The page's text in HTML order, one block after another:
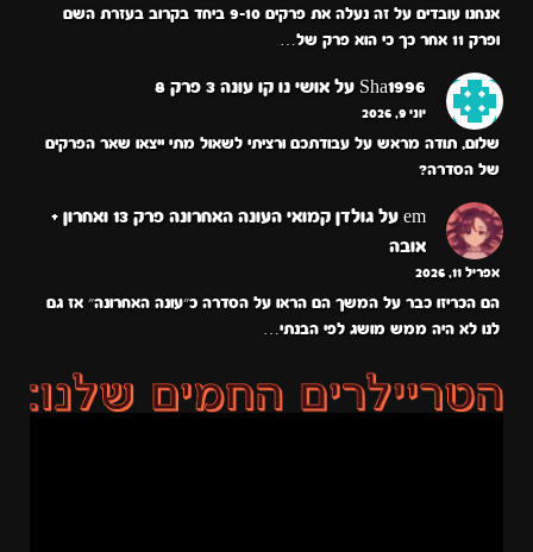
אנחנו עובדים על זה נעלה את פרקים 9-10 ביחד בקרוב בעזרת השם
ופרק 11 אחר כך כי הוא פרק של…
Sha1996 על אושי נו קו עונה 3 פרק 8
יוני 9, 2026
שלום, תודה מראש על עבודתכם ורציתי לשאול מתי ייצאו שאר הפרקים
של הסדרה?
em על
גולדן קמואי העונה האחרונה פרק 13 ואחרון +
אובה
אפריל 11, 2026
הם הכריזו כבר על המשך הם הראו על הסדרה כ״עונה האחרונה״ אז גם
לנו לא היה ממש מושג לפי הבנתי…